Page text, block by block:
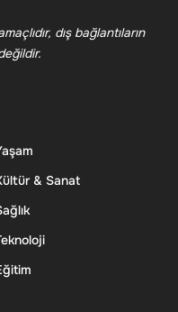
dış bağlantıların
& Sanat